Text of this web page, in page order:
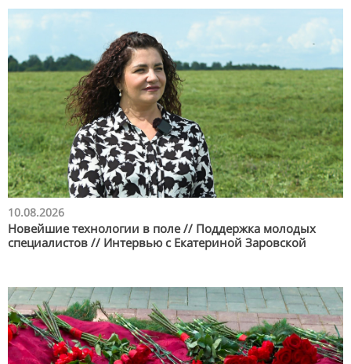
10.08.2026
Новейшие технологии в поле // Поддержка молодых
специалистов // Интервью с Екатериной Заровской